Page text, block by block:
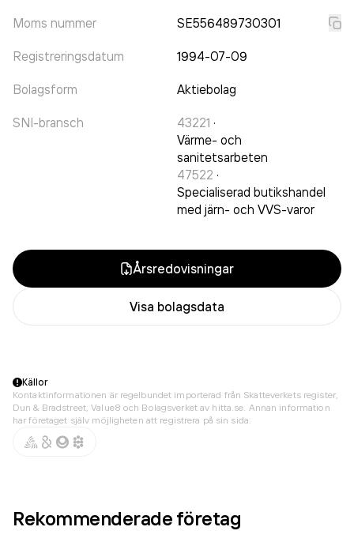
Moms nummer SE556489730301
Registreringsdatum 1994-07-09
Bolagsform Aktiebolag
SNI-bransch 43221 ·
Värme- och
sanitetsarbeten
47522 ·
Specialiserad butikshandel
med järn- och VVS-varor
Årsredovisningar
Visa bolagsdata
Källor
Kontaktinformationen är regelbundet importerad från Skatteverkets register,
Dun & Bradstreet, Value8 och Bolagsverket av hitta.se. Annan information
har företaget själv möjligheten att registrera på sin sida.
Rekommenderade företag